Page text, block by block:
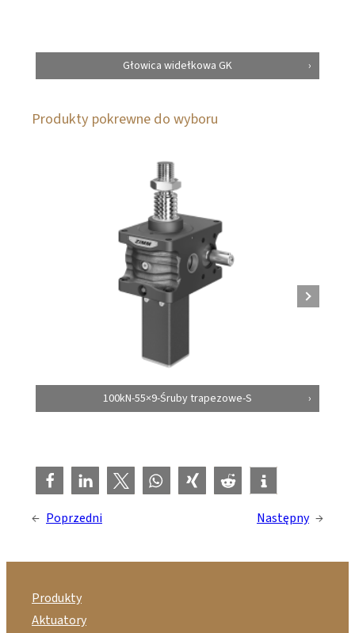
Głowica widełkowa GK
Produkty pokrewne do wyboru
100kN-55×9-Śruby trapezowe-S
← Poprzedni Następny →
Produkty
Aktuatory